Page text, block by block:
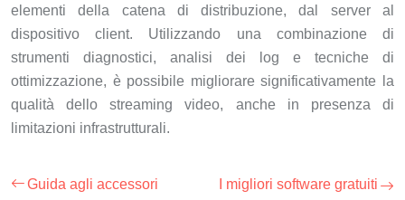
elementi della catena di distribuzione, dal server al
dispositivo client. Utilizzando una combinazione di
strumenti diagnostici, analisi dei log e tecniche di
ottimizzazione, è possibile migliorare significativamente la
qualità dello streaming video, anche in presenza di
limitazioni infrastrutturali.
Guida agli accessori
I migliori software gratuiti